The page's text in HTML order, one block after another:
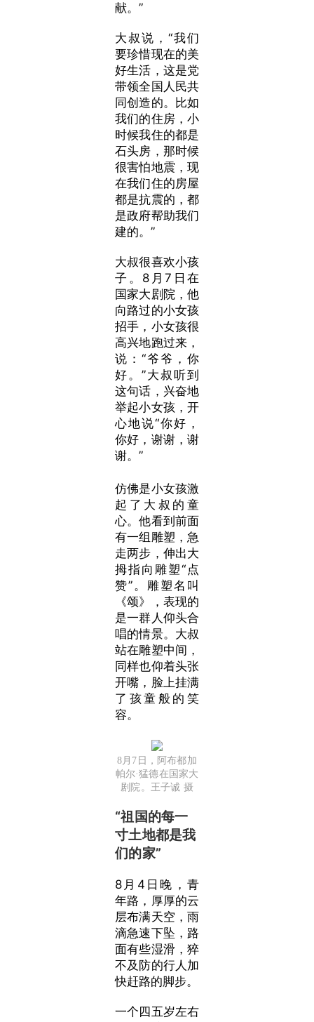
献。”
大叔说，“我们
要珍惜现在的美
好生活，这是党
带领全国人民共
同创造的。比如
我们的住房，小
时候我住的都是
石头房，那时候
很害怕地震，现
在我们住的房屋
都是抗震的，都
是政府帮助我们
建的。”
大叔很喜欢小孩
子。8月7日在
国家大剧院，他
向路过的小女孩
招手，小女孩很
高兴地跑过来，
说：“爷爷，你
好。”大叔听到
这句话，兴奋地
举起小女孩，开
心地说“你好，
你好，谢谢，谢
谢。”
仿佛是小女孩激
起了大叔的童
心。他看到前面
有一组雕塑，急
走两步，伸出大
拇指向雕塑“点
赞”。雕塑名叫
《颂》，表现的
是一群人仰头合
唱的情景。大叔
站在雕塑中间，
同样也仰着头张
开嘴，脸上挂满
了孩童般的笑
容。
8月7日，阿布都加
帕尔·猛德在国家大
剧院。王子诚 摄
“祖国的每一
寸土地都是我
们的家”
8月4日晚，青
年路，厚厚的云
层布满天空，雨
滴急速下坠，路
面有些湿滑，猝
不及防的行人加
快赶路的脚步。
一个四五岁左右